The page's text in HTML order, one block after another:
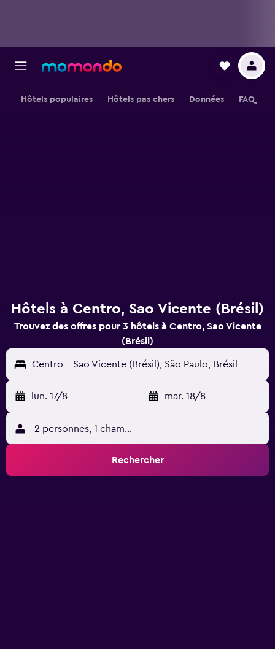
Hôtels populaires Hôtels pas chers Données FAQ
Hôtels à Centro, Sao Vicente (Brésil)
Trouvez des offres pour 3 hôtels à Centro, Sao Vicente
(Brésil)
Centro - Sao Vicente (Brésil), São Paulo, Brésil
lun. 17/8 - mar. 18/8
2 personnes, 1 chambre
Rechercher